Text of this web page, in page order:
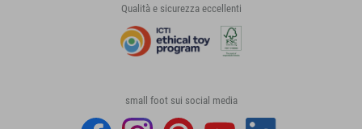
Qualità e sicurezza eccellenti
small foot sui social media